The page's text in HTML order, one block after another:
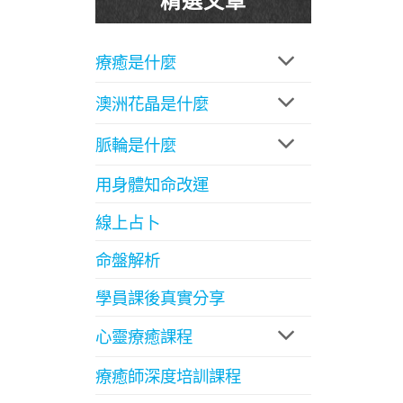
療癒是什麼
澳洲花晶是什麼
脈輪是什麼
用身體知命改運
線上占卜
命盤解析
學員課後真實分享
心靈療癒課程
療癒師深度培訓課程